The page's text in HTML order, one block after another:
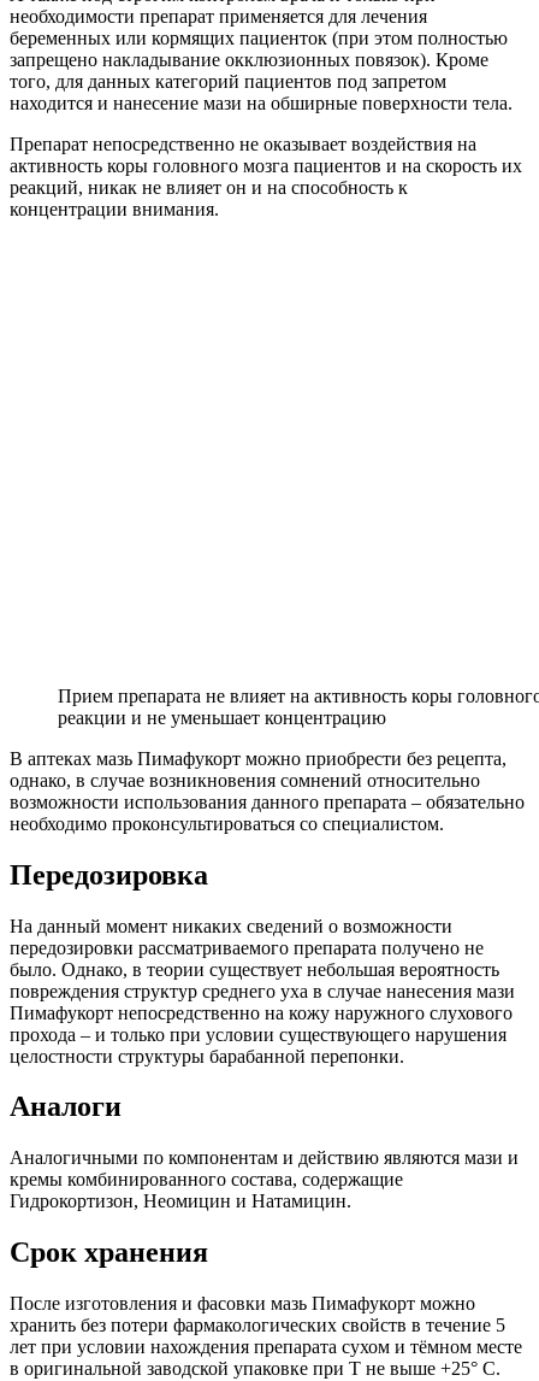
необходимости препарат применяется для лечения
беременных или кормящих пациенток (при этом полностью
запрещено накладывание окклюзионных повязок). Кроме
того, для данных категорий пациентов под запретом
находится и нанесение мази на обширные поверхности тела.
Препарат непосредственно не оказывает воздействия на
активность коры головного мозга пациентов и на скорость их
реакций, никак не влияет он и на способность к
концентрации внимания.
Прием препарата не влияет на активность коры
реакции и не уменьшает концентрацию
В аптеках мазь Пимафукорт можно приобрести без рецепта,
однако, в случае возникновения сомнений относительно
возможности использования данного препарата – обязательно
необходимо проконсультироваться со специалистом.
Передозировка
На данный момент никаких сведений о возможности
передозировки рассматриваемого препарата получено не
было. Однако, в теории существует небольшая вероятность
повреждения структур среднего уха в случае нанесения мази
Пимафукорт непосредственно на кожу наружного слухового
прохода – и только при условии существующего нарушения
целостности структуры барабанной перепонки.
Аналоги
Аналогичными по компонентам и действию являются мази и
кремы комбинированного состава, содержащие
Гидрокортизон, Неомицин и Натамицин.
Срок хранения
После изготовления и фасовки мазь Пимафукорт можно
хранить без потери фармакологических свойств в течение 5
лет при условии нахождения препарата сухом и тёмном месте
в оригинальной заводской упаковке при Т не выше +25° С.